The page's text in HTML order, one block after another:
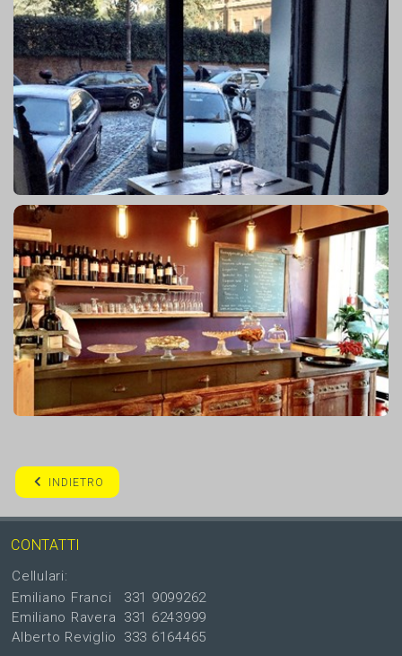
INDIETRO
CONTATTI
Cellulari:
Emiliano Franci
Emiliano Ravera
Alberto Reviglio
331 9099262
331 6243999
333 6164465